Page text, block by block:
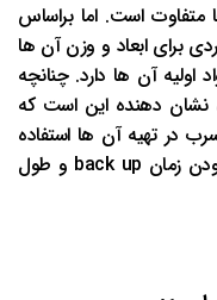
متفاوت است. اما براساس
برای ابعاد و وزن آن ها
آن ها دارد. چنانچه
نشان دهنده این است که
سرب در تهیه آن ها استفاده
شده است. در نتیجه این موضوع، کوتاه بودن زمان back up و طول